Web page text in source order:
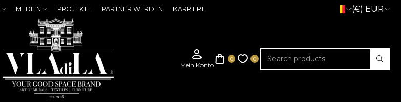
MEDIEN PROJEKTE PARTNER WERDEN KARRIERE (€) EUR